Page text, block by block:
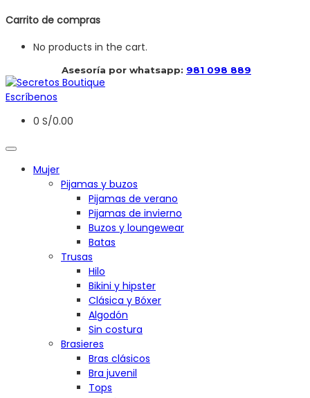
Carrito de compras
No products in the cart.
Asesoría por whatsapp: 981 098 889
Escríbenos
0 S/0.00
Mujer
Pijamas y buzos
Pijamas de verano
Pijamas de invierno
Buzos y loungewear
Batas
Trusas
Hilo
Bikini y hipster
Clásica y Bóxer
Algodón
Sin costura
Brasieres
Bras clásicos
Bra juvenil
Tops